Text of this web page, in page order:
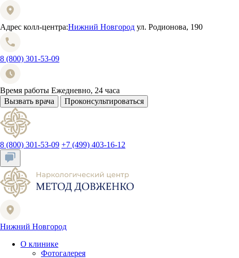
Адрес колл-центра:Нижний Новгород ул. Родионова, 190
8 (800) 301-53-09
Время работы Ежедневно, 24 часа
Вызвать врача
Проконсультироваться
8 (800) 301-53-09 +7 (499) 403-16-12
Нижний Новгород
О клинике
Фотогалерея